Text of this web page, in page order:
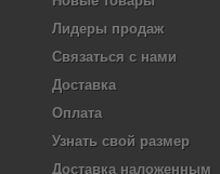
Лидеры продаж
Связаться с нами
Доставка
Оплата
Узнать свой размер
Доставка наложенным